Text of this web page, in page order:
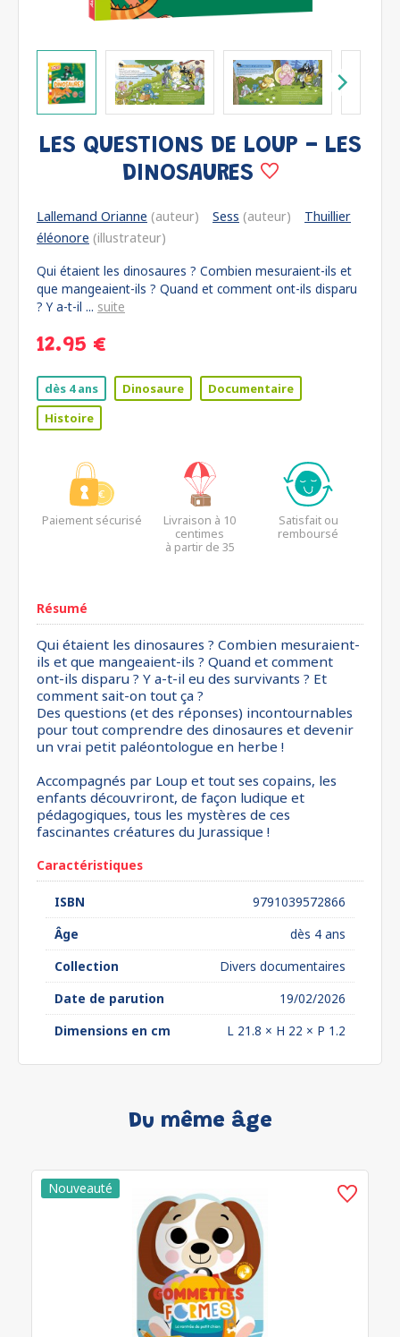
LES QUESTIONS DE LOUP - LES
DINOSAURES
Lallemand Orianne (auteur) Sess (auteur)
Thuillier
éléonore (illustrateur)
Qui étaient les dinosaures ? Combien mesuraient-ils et
que mangeaient-ils ? Quand et comment ont-ils disparu
? Y a-t-il ... suite
12.95 €
dès 4 ans Dinosaure
Documentaire
Histoire
Paiement sécurisé
Livraison à 10
centimes
à partir de 35
Satisfait ou
remboursé
Résumé
Qui étaient les dinosaures ? Combien mesuraient-
ils et que mangeaient-ils ? Quand et comment
ont-ils disparu ? Y a-t-il eu des survivants ? Et
comment sait-on tout ça ?
Des questions (et des réponses) incontournables
pour tout comprendre des dinosaures et devenir
un vrai petit paléontologue en herbe !
Accompagnés par Loup et tout ses copains, les
enfants découvriront, de façon ludique et
pédagogiques, tous les mystères de ces
fascinantes créatures du Jurassique !
Caractéristiques
ISBN
9791039572866
Âge
dès 4 ans
Collection
Divers documentaires
Date de parution
19/02/2026
Dimensions en cm
L 21.8 × H 22 × P 1.2
Du même âge